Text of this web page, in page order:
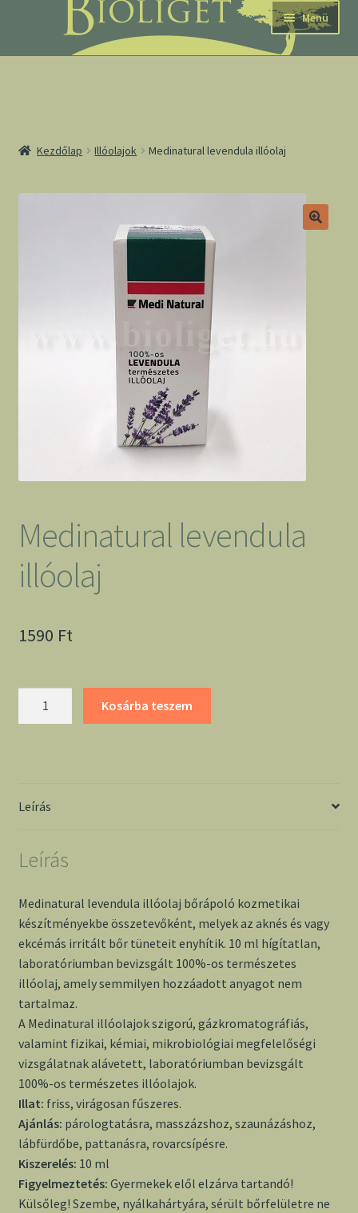
navigációhoz
tartalomba
Menü
Kezdőlap Illóolajok Medinatural levendula illóolaj
Medinatural levendula
illóolaj
1590 Ft
Kosárba teszem
Leírás
Leírás
Medinatural levendula illóolaj bőrápoló kozmetikai
készítményekbe összetevőként, melyek az aknés és vagy
ekcémás irritált bőr tüneteit enyhítik. 10 ml hígítatlan,
laboratóriumban bevizsgált 100%-os természetes
illóolaj, amely semmilyen hozzáadott anyagot nem
tartalmaz.
A Medinatural illóolajok szigorú, gázkromatográfiás,
valamint fizikai, kémiai, mikrobiológiai megfelelőségi
vizsgálatnak alávetett, laboratóriumban bevizsgált
100%-os természetes illóolajok.
Illat: friss, virágosan fűszeres.
Ajánlás: párologtatásra, masszázshoz, szaunázáshoz,
lábfürdőbe, pattanásra, rovarcsípésre.
Kiszerelés: 10 ml
Figyelmeztetés: Gyermekek elől elzárva tartandó!
Külsőleg! Szembe, nyálkahártyára, sérült bőrfelületre ne